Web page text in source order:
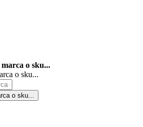
o sku...
o sku...
o sku...